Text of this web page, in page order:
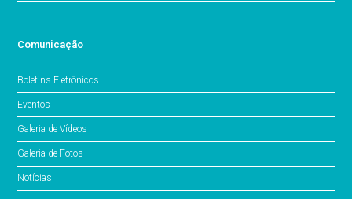
Comunicação
Boletins Eletrônicos
Eventos
Galeria de Vídeos
Galeria de Fotos
Notícias